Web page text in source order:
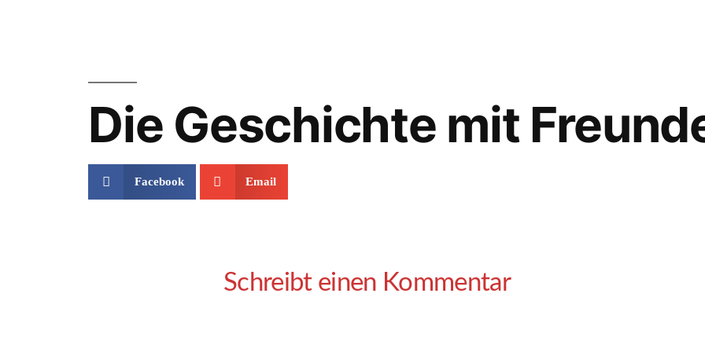
Die Geschichte mit
Facebook Email